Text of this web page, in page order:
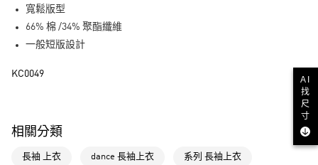
LINE Pay
每筆NT$80，滿NT$1,500(含以上)免運費
付款後全家取貨
寬鬆版型
66% 棉 /34% 聚酯纖維
一般短版設計
KC0049
相關分類
長袖 上衣 dance 長袖上衣 系列 長袖上衣
AI
找
尺
寸